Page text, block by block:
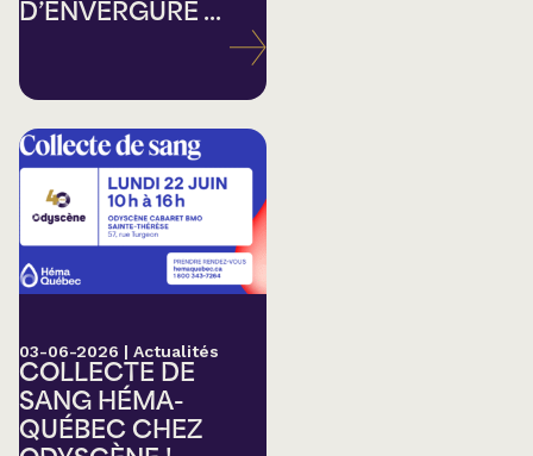
D’ENVERGURE ...
03-06-2026 | Actualités
COLLECTE DE
SANG HÉMA-
QUÉBEC CHEZ